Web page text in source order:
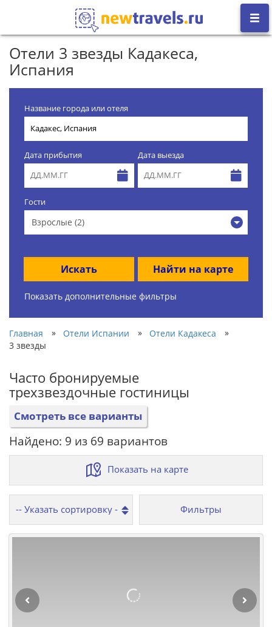
Отели 3 звезды Кадакеса,
Испания
Название города или отеля
Дата прибытия Дата выезда
Гости
Взрослые (2)
Искать Найти на карте
Показать дополнительные фильтры
Главная » Отели Испании » Отели Кадакеса
»
3 звезды
Часто бронируемые
трехзвездочные гостиницы
Смотреть все варианты
Найдено: 9 из 69 вариантов
Показать на карте
Фильтры